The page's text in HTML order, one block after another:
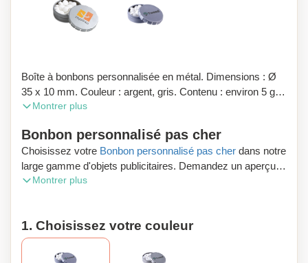
Boîte à bonbons personnalisée en métal. Dimensions : Ø
35 x 10 mm. Couleur : argent, gris. Contenu : environ 5 g
de bonbons à la menthe. Durée de conservation : 36 mois.
les ingrédients et le film de fermeture sont inclus. Les
bonbons peuvent être fournis sans sucre avec supplément.
Quantité minimale de commande : 250 pièces.
Montrer plus
Bonbon personnalisé pas cher
Choisissez votre Bonbon personnalisé pas cher dans notre
large gamme d'objets publicitaires. Demandez un aperçu
numérique gratuit et profitez de la livraison gratuite de votre
Vous souhaitez acheter des produits publicitaires ou des
cadeaux d’affaires en Belgique ? Zaprinta Belgique est
votre spécialiste. Les frais de port sont offert pour toute
Montrer plus
1. Choisissez votre couleur